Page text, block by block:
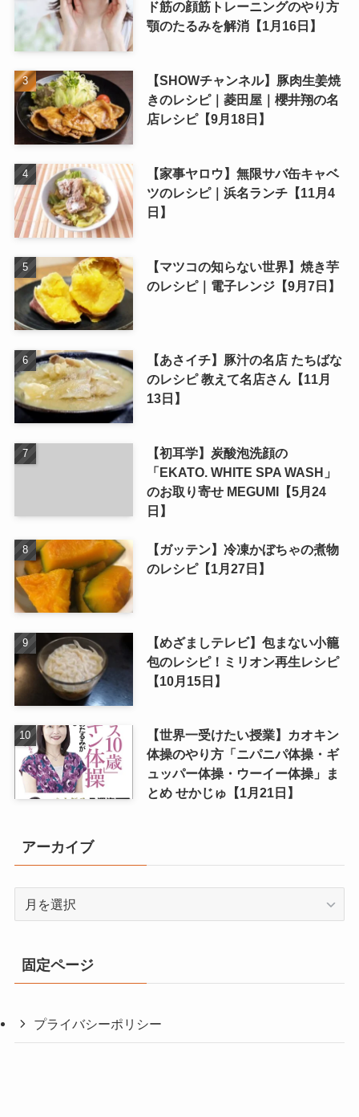
ド筋の顔筋トレーニングのやり方
顎のたるみを解消【1月16日】
【SHOWチャンネル】豚肉生姜焼
きのレシピ｜菱田屋｜櫻井翔の名
店レシピ【9月18日】
【家事ヤロウ】無限サバ缶キャベ
ツのレシピ｜浜名ランチ【11月4
日】
【マツコの知らない世界】焼き芋
のレシピ｜電子レンジ【9月7日】
【あさイチ】豚汁の名店 たちばな
のレシピ 教えて名店さん【11月
13日】
【初耳学】炭酸泡洗顔の
「EKATO. WHITE SPA WASH」
のお取り寄せ MEGUMI【5月24
日】
【ガッテン】冷凍かぼちゃの煮物
のレシピ【1月27日】
【めざましテレビ】包まない小籠
包のレシピ！ミリオン再生レシピ
【10月15日】
【世界一受けたい授業】カオキン
体操のやり方「ニパニパ体操・ギ
ュッパー体操・ウーイー体操」ま
とめ せかじゅ【1月21日】
アーカイブ
イ
ブ
固定ページ
プライバシーポリシー